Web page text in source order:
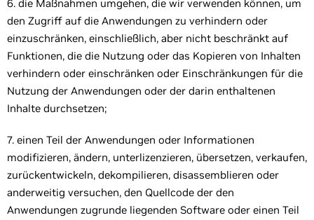
6. die Maßnahmen umgehen, die wir verwenden können, um
den Zugriff auf die Anwendungen zu verhindern oder
einzuschränken, einschließlich, aber nicht beschränkt auf
Funktionen, die die Nutzung oder das Kopieren von Inhalten
verhindern oder einschränken oder Einschränkungen für die
Nutzung der Anwendungen oder der darin enthaltenen
Inhalte durchsetzen;
7. einen Teil der Anwendungen oder Informationen
modifizieren, ändern, unterlizenzieren, übersetzen, verkaufen,
zurückentwickeln, dekompilieren, disassemblieren oder
anderweitig versuchen, den Quellcode der den
Anwendungen zugrunde liegenden Software oder einen Teil